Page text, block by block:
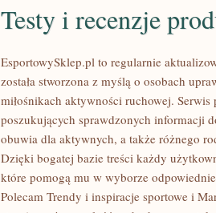
Testy i recenzje
EsportowySklep.pl to regularnie
została stworzona z myślą o osobach
miłośnikach aktywności ruchowej.
poszukujących sprawdzonych informacji
obuwia dla aktywnych, a także różnego
Dzięki bogatej bazie treści każdy
które pomogą mu w wyborze
Polecam Trendy i inspiracje sportowe i